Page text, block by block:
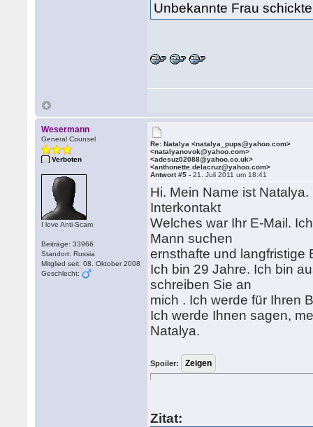
Unbekannte Frau
Wesermann
General Counsel
Verboten
I love Anti-Scam
Beiträge: 33966
Standort: Russia
Mitglied seit: 08. Oktober 2008
Geschlecht:
Re: Natalya <natalya_pups@yahoo.com>
<natalyanovok@yahoo.com>
<adesuz02088@yahoo.co.uk>
<anthonette.delacruz@yahoo.com>
Antwort #5 -21. Juli 2011 um 18:41
Hi. Mein Name ist
Interkontakt
Welches war Ihr E-Mail.
Mann suchen
ernsthafte und langfristige
Ich bin 29 Jahre. Ich bin
schreiben Sie an
mich . Ich werde für Ihren
Ich werde Ihnen sagen,
Natalya.
Spoiler:
Zitat: